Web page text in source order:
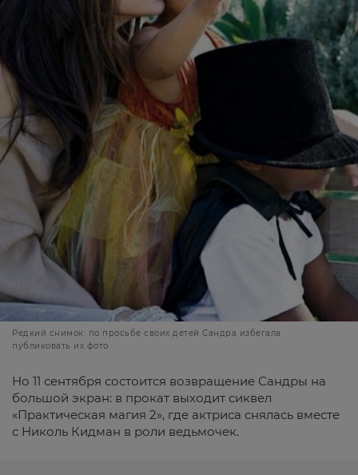
Редкий снимок: по просьбе своих детей Сандра избегала
публиковать их фото
Но 11 сентября состоится возвращение Сандры на
большой экран: в прокат выходит сиквел
«Практическая магия 2», где актриса снялась вместе
с Николь Кидман в роли ведьмочек.